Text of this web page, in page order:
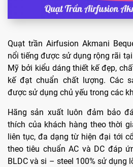
Quạt trần Airfusion Akmani
nổi tiếng được sử dụng rộng rãi
Mỹ bởi kiểu dáng thiết kế đẹp,
kế đạt chuẩn chất lượng. Các
được sử dụng chủ yếu trong các
Hãng sản xuất luôn đảm bảo
thích của khách hàng theo thời
liên tục, đa dạng từ hiện đại tới
theo tiêu chuẩn AC và DC đáp
BLDC và si – steel 100% sử dụng